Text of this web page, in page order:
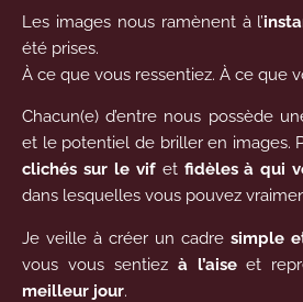
Les images nous ramènent à l’
été prises.
À ce que vous ressentiez. À ce que
Chacun(e) d’entre nous possède
et le potentiel de briller en images.
clichés sur le vifet fidèles à qui
dans lesquelles vous pouvez
Je veille à créer un cadre simple
vous vous sentiez à l’aiseet
meilleur jour.